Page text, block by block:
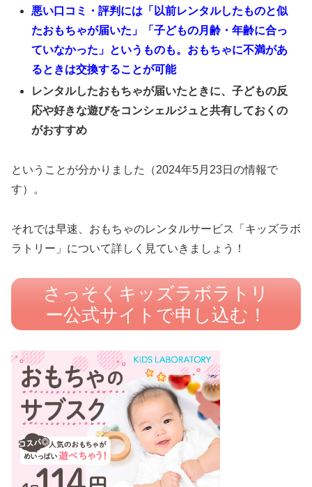
悪い口コミ・評判には「以前レンタルしたものと似
たおもちゃが届いた」「子どもの月齢・年齢に合っ
ていなかった」というものも。おもちゃに不満があ
るときは交換することが可能
レンタルしたおもちゃが届いたときに、子どもの反
応や好きな遊びをコンシェルジュと共有しておくの
がおすすめ
ということが分かりました（2024年5月23日の情報で
す）。
それでは早速、おもちゃのレンタルサービス「キッズラボ
ラトリー」について詳しく見ていきましょう！
さっそくキッズラボラトリ
ー公式サイトで申し込む！